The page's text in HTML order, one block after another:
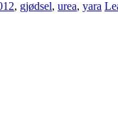
, gjødsel, urea, yara